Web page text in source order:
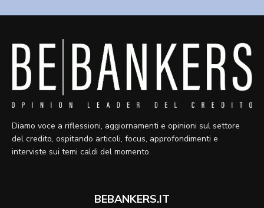
Diamo voce a riflessioni, aggiornamenti e opinioni sul settore
del credito, ospitando articoli, focus, approfondimenti e
interviste sui temi caldi del momento.
BEBANKERS.IT